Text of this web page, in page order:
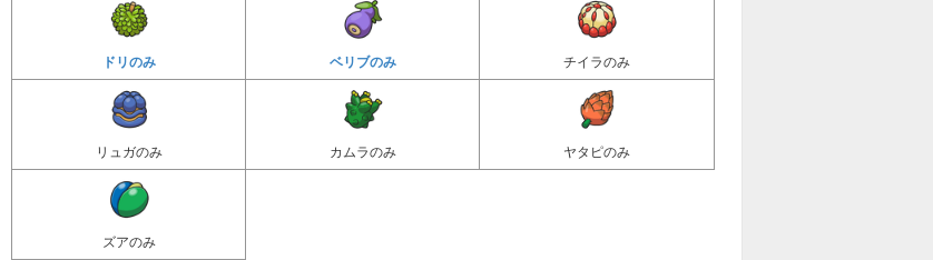
ドリのみ ベリブのみ チイラのみ
リュガのみ カムラのみ ヤタピのみ
ズアのみ